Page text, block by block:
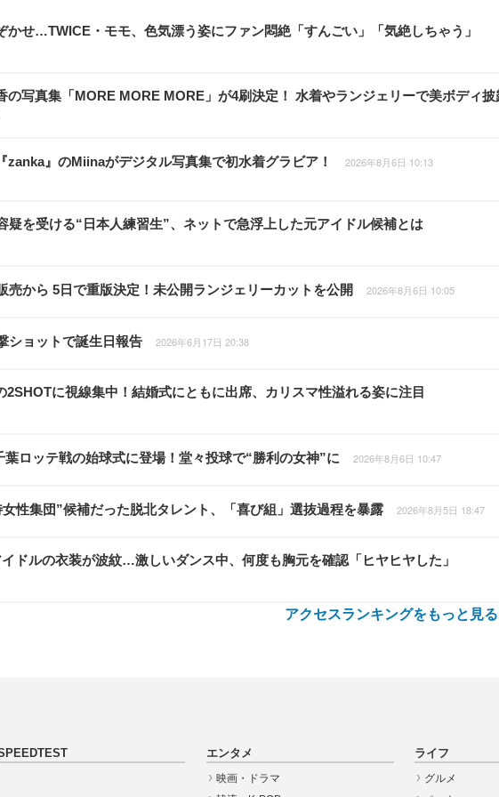
かせ…TWICE・モモ、色気漂う姿にファン悶絶「すんごい」「気絶しちゃう」
の写真集「MORE MORE MORE」が4刷決定！ 水着やランジェリーで美ボディ披
zanka』のMiinaがデジタル写真集で初水着グラビア！ 2026年8月6日 10:13
疑を受ける“日本人練習生”、ネットで急浮上した元アイドル候補とは
売から 5日で重版決定！未公開ランジェリーカットを公開 2026年8月6日 10:05
ショットで誕生日報告 2026年6月17日 20:38
に視線集中！結婚式にともに出席、カリスマ性溢れる姿に注目
ロッテ戦の始球式に登場！堂々投球で“勝利の女神”に 2026年8月6日 10:47
性集団”候補だった脱北タレント、「喜び組」選抜過程を暴露 2026年8月5日 18:47
ドルの衣装が波紋…激しいダンス中、何度も胸元を確認「ヒヤヒヤした」
アクセスランキングをもっと見る
エンタメ
映画・ドラマ
ライフ
グルメ